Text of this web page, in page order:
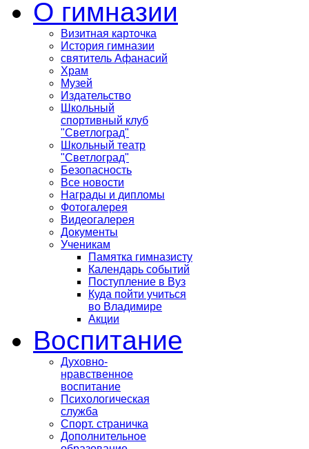
О гимназии
Визитная карточка
История гимназии
святитель Афанасий
Храм
Музей
Издательство
Школьный
спортивный клуб
"Светлоград"
Школьный театр
"Светлоград"
Безопасность
Все новости
Награды и дипломы
Фотогалерея
Видеогалерея
Документы
Ученикам
Памятка гимназисту
Календарь событий
Поступление в Вуз
Куда пойти учиться
во Владимире
Акции
Воспитание
Духовно-
нравственное
воспитание
Психологическая
служба
Спорт. страничка
Дополнительное